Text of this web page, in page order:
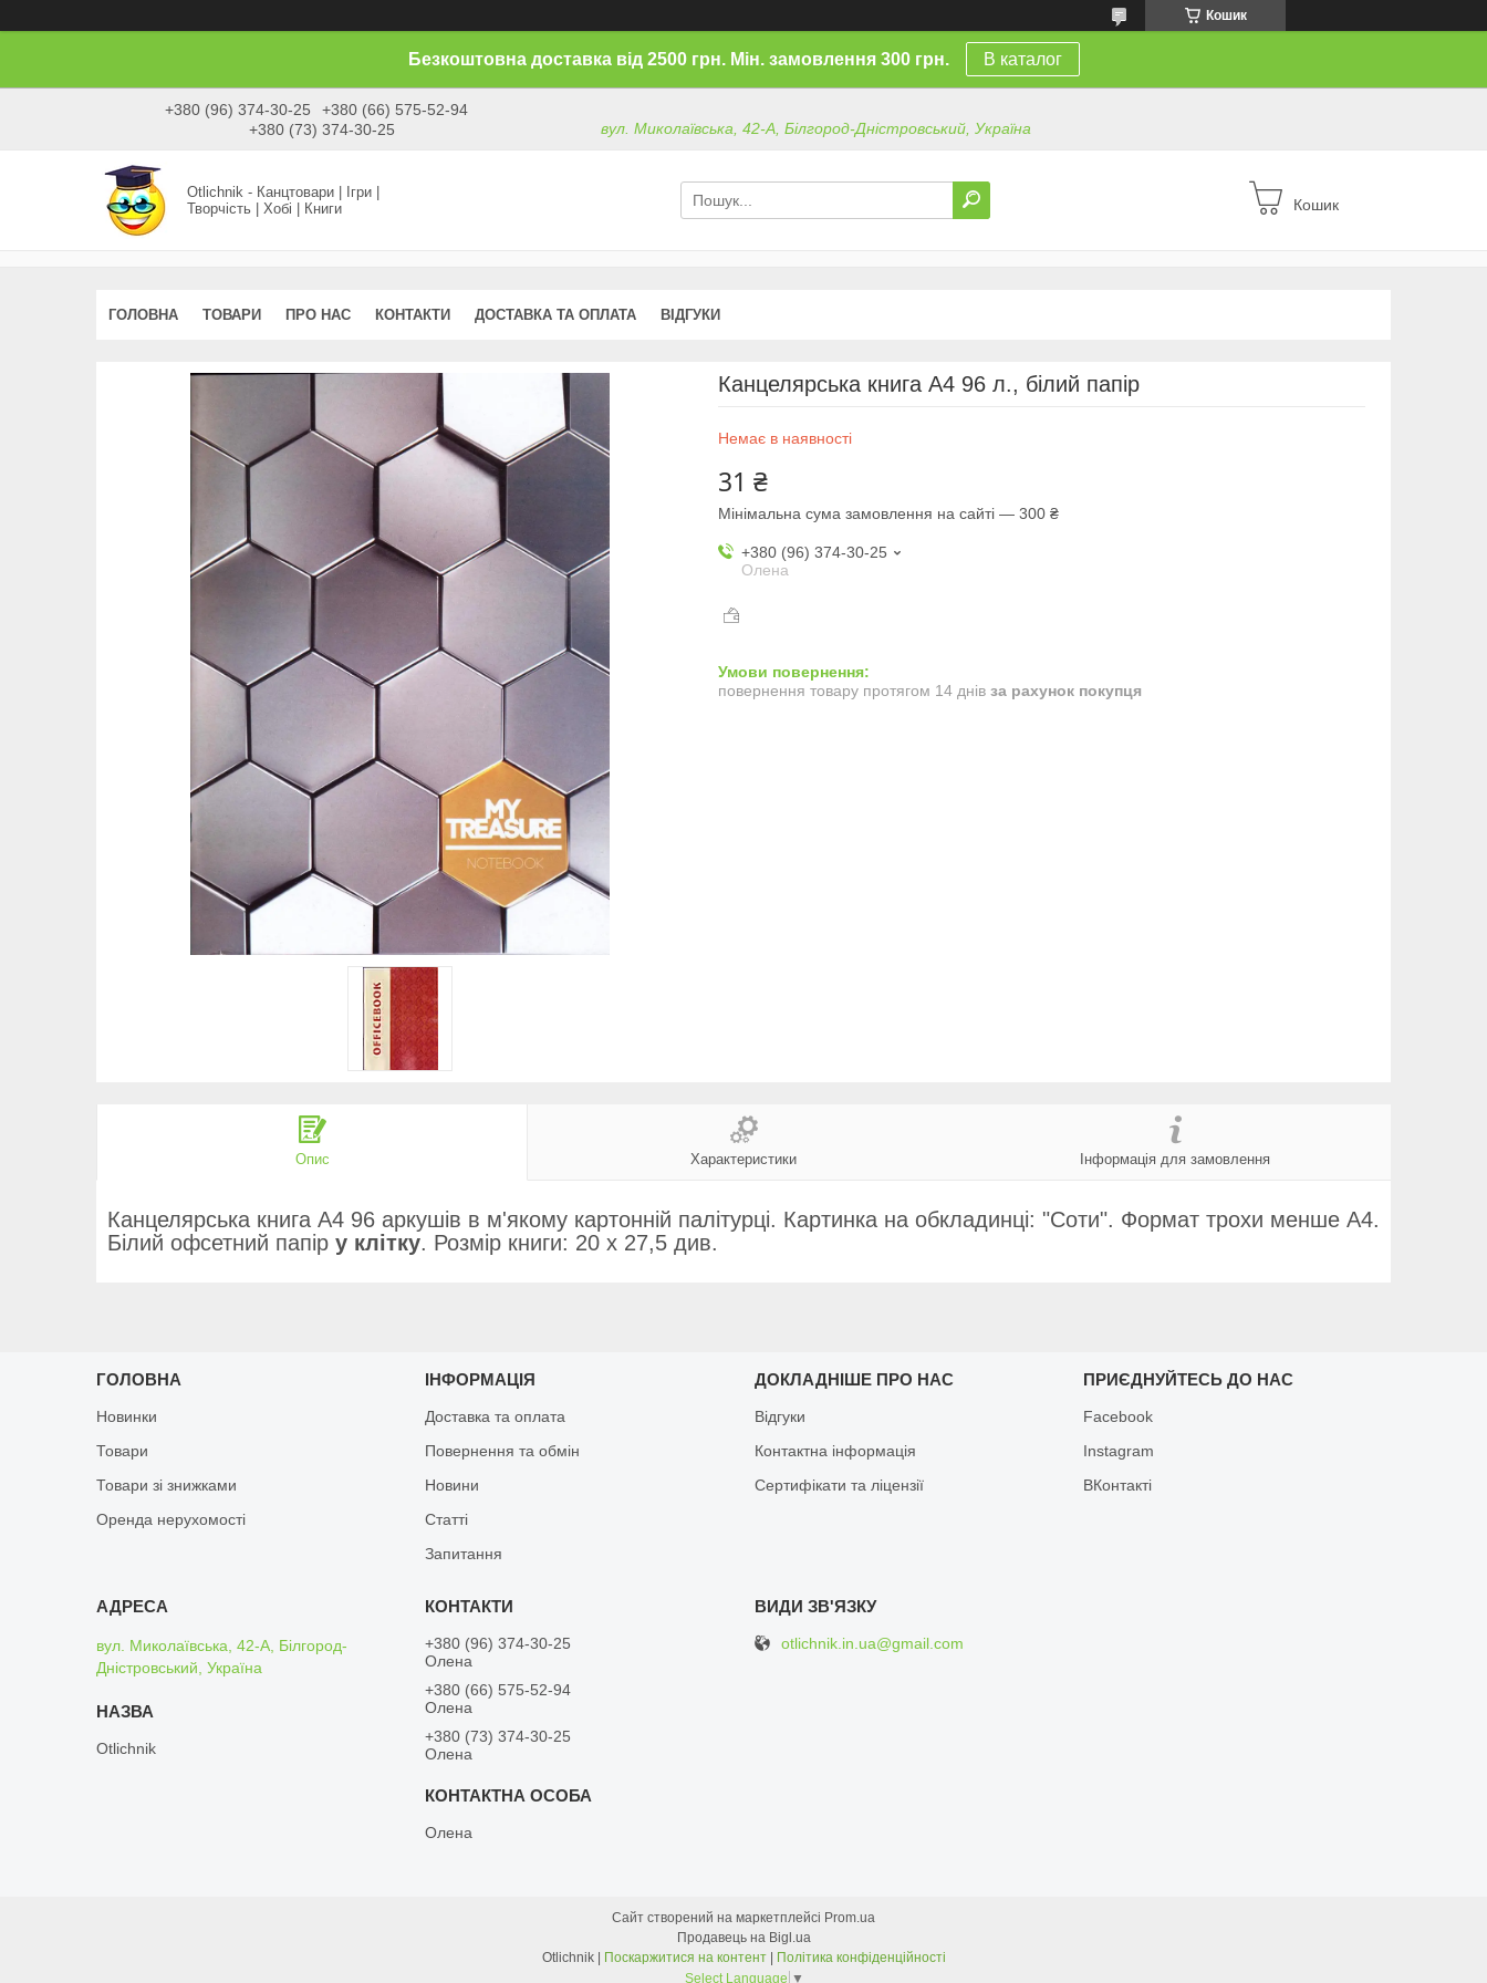
Кошик
Безкоштовна доставка від 2500 грн. Мін. замовлення 300 грн. В каталог
+380 (96) 374-30-25
+380 (66) 575-52-94
+380 (73) 374-30-25
вул. Миколаївська, 42-А, Білгород-Дністровський, Україна
Otlichnik - Канцтовари | Ігри |
Творчість | Хобі | Книги
Кошик
ГОЛОВНА ТОВАРИ ПРО НАС КОНТАКТИ ДОСТАВКА ТА ОПЛАТА ВІДГУКИ
Канцелярська книга А4 96 л., білий папір
Немає в наявності
31 ₴
Мінімальна сума замовлення на сайті — 300 ₴
+380 (96) 374-30-25
Олена
повернення товару протягом 14 днів за рахунок покупця
Опис Характеристики Інформація для замовлення
Канцелярська книга А4 96 аркушів в м'якому картонній палітурці. Картинка на обкладинці: "Соти". Формат трохи менше А4.
Білий офсетний папір у клітку. Розмір книги: 20 х 27,5 див.
ГОЛОВНА
Новинки
Товари
Товари зі знижками
Оренда нерухомості
ІНФОРМАЦІЯ
Доставка та оплата
Повернення та обмін
Новини
Статті
Запитання
ДОКЛАДНІШЕ ПРО НАС
Відгуки
Контактна інформація
Сертифікати та ліцензії
ПРИЄДНУЙТЕСЬ ДО НАС
Facebook
Instagram
ВКонтакті
вул. Миколаївська, 42-А, Білгород-
Дністровський, Україна
Otlichnik
+380 (96) 374-30-25
Олена
+380 (66) 575-52-94
Олена
+380 (73) 374-30-25
Олена
Олена
otlichnik.in.ua@gmail.com
Сайт створений на маркетплейсі Prom.ua
Продавець на Bigl.ua
Otlichnik | Поскаржитися на контент | Політика конфіденційності
Select Language ▼